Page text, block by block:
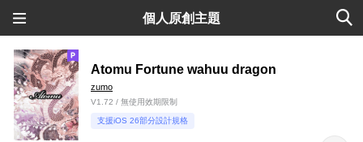
個人原創主題
Atomu Fortune wahuu dragon
zumo
V1.72 / 無使用效期限制
支援iOS 26部分設計規格